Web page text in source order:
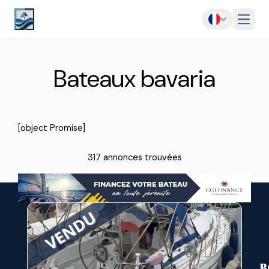
Menu
Bateaux bavaria
[object Promise]
317 annonces trouvées